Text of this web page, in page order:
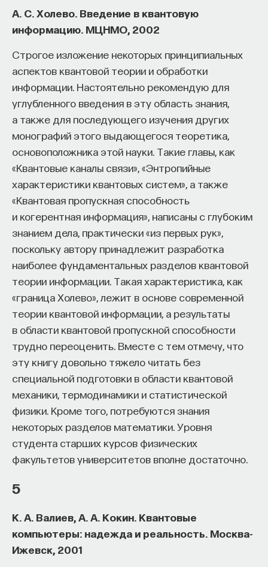
А. С. Холево. Введение в квантовую
информацию. МЦНМО, 2002
Строгое изложение некоторых принципиальных
аспектов квантовой теории и обработки
информации. Настоятельно рекомендую для
углубленного введения в эту область знания,
а также для последующего изучения других
монографий этого выдающегося теоретика,
основоположника этой науки. Такие главы, как
«Квантовые каналы связи», «Энтропийные
характеристики квантовых систем», а также
«Квантовая пропускная способность
и когерентная информация», написаны с глубоким
знанием дела, практически «из первых рук»,
поскольку автору принадлежит разработка
наиболее фундаментальных разделов квантовой
теории информации. Такая характеристика, как
«граница Холево», лежит в основе современной
теории квантовой информации, а результаты
в области квантовой пропускной способности
трудно переоценить. Вместе с тем отмечу, что
эту книгу довольно тяжело читать без
специальной подготовки в области квантовой
механики, термодинамики и статистической
физики. Кроме того, потребуются знания
некоторых разделов математики. Уровня
студента старших курсов физических
факультетов университетов вполне достаточно.
5
К. А. Валиев, А. А. Кокин. Квантовые
компьютеры: надежда и реальность. Москва-
Ижевск, 2001
монома в полиноме. И если степень функции
маленькая, то можно использовать атаку
на отдельную переменную, и получается
из нелинейной системы линейная система
с разумно большим числом переменных. А вот
если степень будет уже выше, то такая атака
приведет к линейной системе с неразумно
большим числом переменных. Порядок такой
«разумности» — это несколько сотен тысяч
переменных.
Даже если используемая в шифре булева
функция имеет большую степень, ее можно
понизить, например домножая на какую-то
другую функцию невысокой степени. И чтобы при
этом получился либо ноль, либо функция тоже
невысокой степени. При этом примерно половина
уравнений, конечно, пропадет, но если
мы перехватили достаточно большое количество
информации, то это не страшно. То же самое
происходит, если мы домножим функцию
на ее отрицание, заменяя 1 и 0 на выходе на 0 и 1
соответственно. Если мы имеем функцию, можно
считать, мы имеем и ее отрицание.
И таким образом, каждая функция
характеризуется алгебраической иммунностью —
это наименьшая степень ненулевого
аннигилятора (аннигилятор — это функция,
на который мы получаем ноль. То есть функцию
f домножаем на функцию g, получаем ноль. Либо
на g и получаем ноль. Наименьшая степень такого